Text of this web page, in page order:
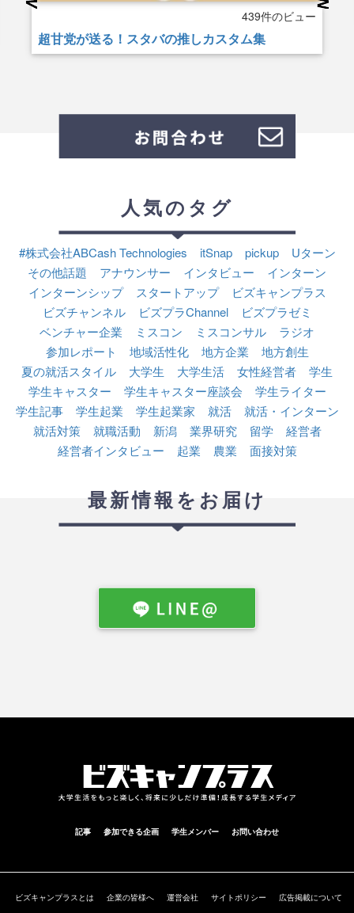
439件のビュー
超甘党が送る！スタバの推しカスタム集
人気のタグ
#株式会社ABCash Technologies itSnap pickup
Uターン
その他話題
アナウンサー インタビュー
インターン
インターンシップ
スタートアップ
ビズキャンプラス
ビズチャンネル
ビズプラChannel
ビズプラゼミ
ベンチャー企業
ミスコン ミスコンサル
ラジオ
参加レポート
地域活性化 地方企業
地方創生
夏の就活スタイル
大学生 大学生活 女性経営者
学生
学生キャスター
学生キャスター座談会
学生ライター
学生記事
学生起業 学生起業家 就活
就活・インターン
就活対策
就職活動 新潟 業界研究 留学
経営者
経営者インタビュー
起業 農業 面接対策
最新情報をお届け
記事 参加できる企画 学生メンバー お問い合わせ
ビズキャンプラスとは 企業の皆様へ 運営会社 サイトポリシー 広告掲載について